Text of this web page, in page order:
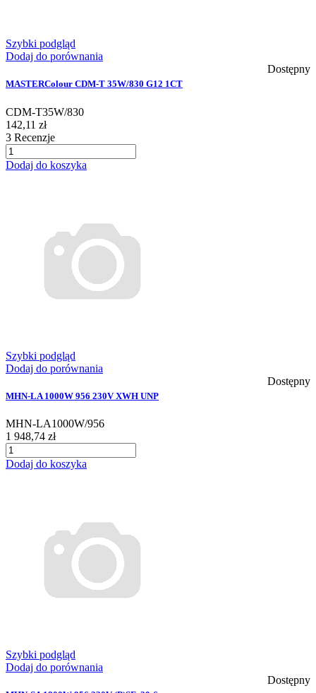
Szybki podgląd
Dodaj do porównania
Dostępny
MASTERColour CDM-T 35W/830 G12 1CT
CDM-T35W/830
142,11 zł
3 Recenzje
Dodaj do koszyka
Szybki podgląd
Dodaj do porównania
Dostępny
MHN-LA 1000W 956 230V XWH UNP
MHN-LA1000W/956
1 948,74 zł
Dodaj do koszyka
Szybki podgląd
Dodaj do porównania
Dostępny